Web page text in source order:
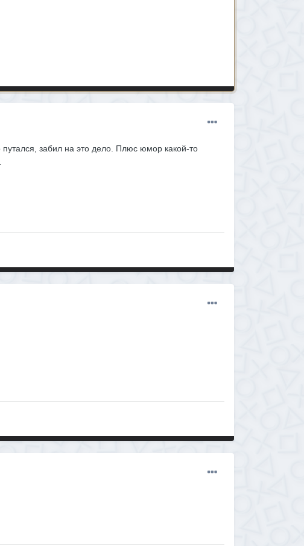
путался, забил на это дело. Плюс юмор какой-то